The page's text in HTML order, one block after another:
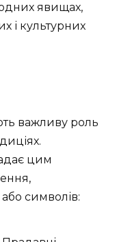
явищах,
і культурних
важливу роль
цим
символів: